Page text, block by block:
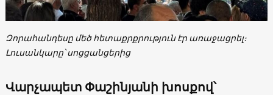
Զորահանդեսը մեծ հետաքրքրություն էր առաջացրել։
Լուսանկարը՝ սոցցանցերից
Վարչապետ Փաշինյանի խոսքով՝